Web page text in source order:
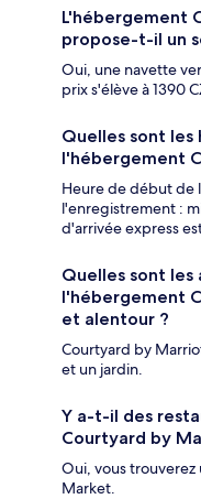
L'hébergement
propose-t-il un
Oui, une navette
prix s'élève à 1390
Quelles sont
l'hébergement
Heure de début de
l'enregistrement :
d'arrivée express
Quelles sont
l'hébergement
et alentour ?
Courtyard by
et un jardin.
Y a-t-il des
Courtyard by
Oui, vous trouverez
Market.